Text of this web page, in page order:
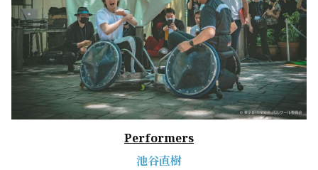
Performers
池谷直樹